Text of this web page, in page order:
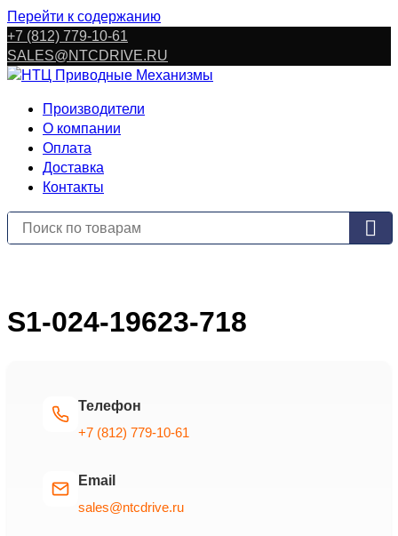
Перейти к содержанию
+7 (812) 779-10-61
SALES@NTCDRIVE.RU
Производители
О компании
Оплата
Доставка
Контакты
S1-024-19623-718
Телефон
+7 (812) 779-10-61
Email
sales@ntcdrive.ru